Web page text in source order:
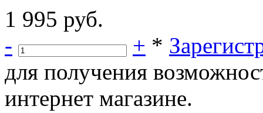
1 995 руб.
-
+ *
для получения
интернет магазине.